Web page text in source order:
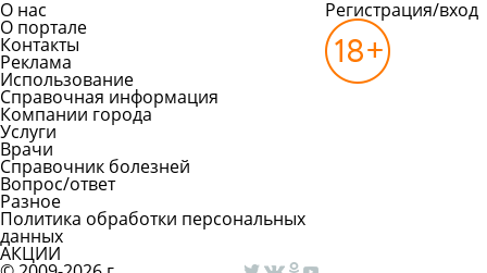
О нас
О портале
Контакты
Реклама
Использование
Справочная информация
Компании города
Услуги
Врачи
Справочник болезней
Вопрос/ответ
Разное
Политика обработки персональных
данных
АКЦИИ
Регистрация/вход